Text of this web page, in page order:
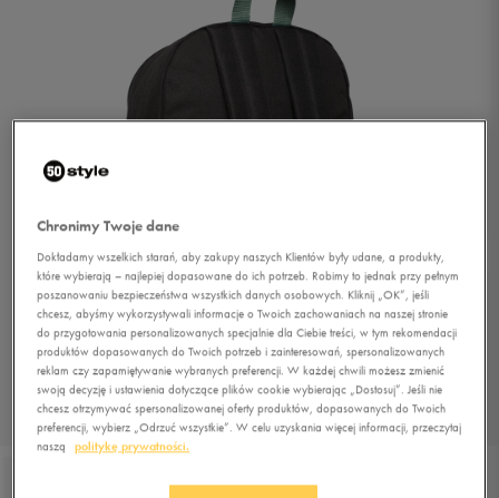
1/3
Chronimy Twoje dane
Dokładamy wszelkich starań, aby zakupy naszych Klientów były udane, a produkty,
które wybierają – najlepiej dopasowane do ich potrzeb. Robimy to jednak przy pełnym
poszanowaniu bezpieczeństwa wszystkich danych osobowych. Kliknij „OK”, jeśli
chcesz, abyśmy wykorzystywali informacje o Twoich zachowaniach na naszej stronie
do przygotowania personalizowanych specjalnie dla Ciebie treści, w tym rekomendacji
produktów dopasowanych do Twoich potrzeb i zainteresowań, spersonalizowanych
reklam czy zapamiętywanie wybranych preferencji. W każdej chwili możesz zmienić
swoją decyzję i ustawienia dotyczące plików cookie wybierając „Dostosuj”. Jeśli nie
chcesz otrzymywać spersonalizowanej oferty produktów, dopasowanych do Twoich
preferencji, wybierz „Odrzuć wszystkie”. W celu uzyskania więcej informacji, przeczytaj
naszą
politykę prywatności.